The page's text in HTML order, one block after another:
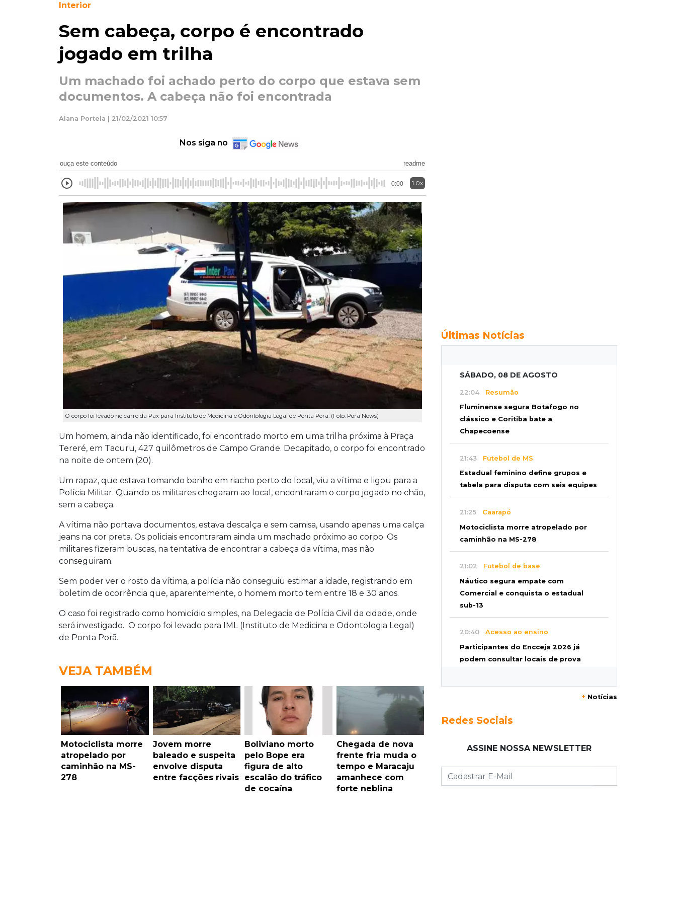
Interior
Sem cabeça, corpo é encontrado
jogado em trilha
Um machado foi achado perto do corpo que estava sem
documentos. A cabeça não foi encontrada
Alana Portela | 21/02/2021 10:57
Nos siga no
ouça este conteúdo readme
0:00 1.0x
O corpo foi levado no carro da Pax para Instituto de Medicina e Odontologia Legal de Ponta Porã. (Foto: Porã News)
Um homem, ainda não identificado, foi encontrado morto em uma trilha próxima à Praça
Tereré, em Tacuru, 427 quilômetros de Campo Grande. Decapitado, o corpo foi encontrado
na noite de ontem (20).
Um rapaz, que estava tomando banho em riacho perto do local, viu a vítima e ligou para a
Polícia Militar. Quando os militares chegaram ao local, encontraram o corpo jogado no chão,
sem a cabeça.
A vítima não portava documentos, estava descalça e sem camisa, usando apenas uma calça
jeans na cor preta. Os policiais encontraram ainda um machado próximo ao corpo. Os
militares fizeram buscas, na tentativa de encontrar a cabeça da vítima, mas não
conseguiram.
Sem poder ver o rosto da vítima, a polícia não conseguiu estimar a idade, registrando em
boletim de ocorrência que, aparentemente, o homem morto tem entre 18 e 30 anos.
O caso foi registrado como homicídio simples, na Delegacia de Polícia Civil da cidade, onde
será investigado. O corpo foi levado para IML (Instituto de Medicina e Odontologia Legal)
de Ponta Porã.
VEJA TAMBÉM
Motociclista morre
atropelado por
caminhão na MS-
278
Jovem morre
baleado e suspeita
envolve disputa
entre facções rivais
Boliviano morto
pelo Bope era
figura de alto
escalão do tráfico
de cocaína
Chegada de nova
frente fria muda o
tempo e Maracaju
amanhece com
forte neblina
Últimas Notícias
SÁBADO, 08 DE AGOSTO
22:04 Resumão
Fluminense segura Botafogo no
clássico e Coritiba bate a
Chapecoense
21:43 Futebol de MS
Estadual feminino define grupos e
tabela para disputa com seis equipes
21:25 Caarapó
Motociclista morre atropelado por
caminhão na MS-278
21:02 Futebol de base
Náutico segura empate com
Comercial e conquista o estadual
sub-13
20:40 Acesso ao ensino
Participantes do Encceja 2026 já
podem consultar locais de prova
20:29Pedro Gomes
jogo que vale acesso inédito à Série
A2
+ Notícias
Redes Sociais
ASSINE NOSSA NEWSLETTER